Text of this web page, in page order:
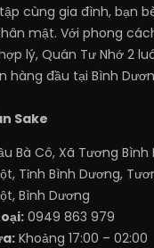
cùng gia đình, bạn
mật. Với phong
lý, Quán Tư Nhớ 2
hàng đầu tại Bình
Sake
Bà Cô, Xã Tương Bình
Tỉnh Bình Dương,
Bình Dương
0949 863 979
Khoảng 17:00 – 02:00